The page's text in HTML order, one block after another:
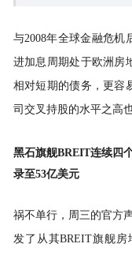
与2008年全球金融危机
进加息周期处于欧洲房
相对短期的债务，更容
司交叉持股的水平之高
黑石旗舰BREIT连续四
录至53亿美元
祸不单行，周三的官方
发了从其BREIT旗舰